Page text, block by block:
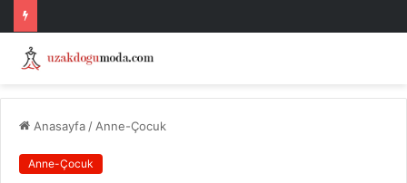
Anasayfa / Anne-Çocuk
Anne-Çocuk